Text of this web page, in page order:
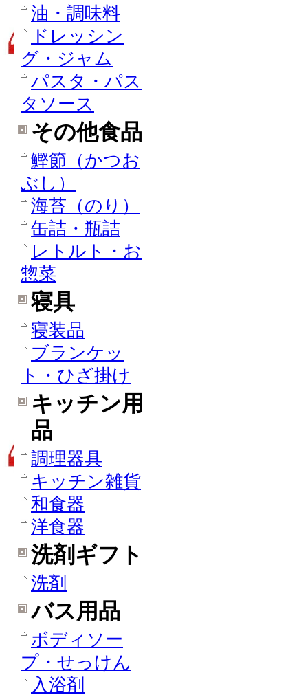
油・調味料
ドレッシン
グ・ジャム
パスタ・パス
タソース
その他食品
鰹節（かつお
ぶし）
海苔（のり）
缶詰・瓶詰
レトルト・お
惣菜
寝具
寝装品
ブランケッ
ト・ひざ掛け
キッチン用
品
調理器具
キッチン雑貨
和食器
洋食器
洗剤ギフト
洗剤
バス用品
ボディソー
プ・せっけん
入浴剤